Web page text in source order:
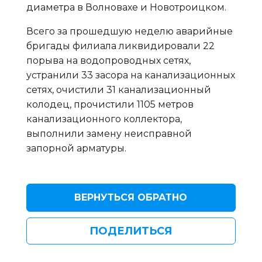
диаметра в Волновахе и Новотроицком.
Всего за прошедшую неделю аварийные
бригады филиала ликвидировали 22
порыва на водопроводных сетях,
устранили 33 засора на канализационных
сетях, очистили 31 канализационный
колодец, прочистили 1105 метров
канализационного коллектора,
выполнили замену неисправной
запорной арматуры.
ВЕРНУТЬСЯ ОБРАТНО
ПОДЕЛИТЬСЯ